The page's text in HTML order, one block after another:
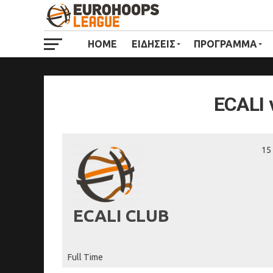
HOME ΕΙΔΗΣΕΙΣ ΠΡΟΓΡΑΜΜΑ
ECALI
ECALI CLUB
Full Time